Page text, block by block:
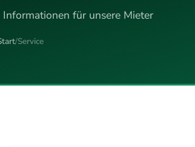
für unsere Mieter
/Service